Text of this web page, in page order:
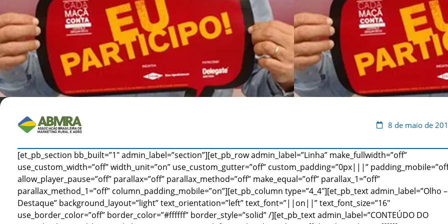
8 de maio de
[et_pb_section bb_built=”1″ admin_label=”section”][et_pb_row admin_label=”Linha” make_fullwidth=”off”
use_custom_width=”off” width_unit=”on” use_custom_gutter=”off” custom_padding=”0px|||”
allow_player_pause=”off” parallax=”off” parallax_method=”off” make_equal=”off” parallax_1=”off”
parallax_method_1=”off” column_padding_mobile=”on”][et_pb_column type=”4_4″][et_pb_text admin_label=”Olho –
Destaque” background_layout=”light” text_orientation=”left” text_font=”||on||” text_font_size=”16″
use_border_color=”off” border_color=”#ffffff” border_style=”solid” /][et_pb_text admin_label=”CONTEÚDO DO